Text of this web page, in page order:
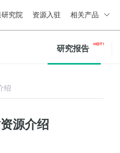
研究院 资源入驻 相关产品
研究报告
绍
源介绍